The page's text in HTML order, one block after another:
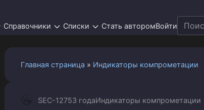
Справочники Списки Стать авторомВойти
Search
for:
Главная страница » Индикаторы компрометации
SEC-12753 годаИндикаторы компрометации